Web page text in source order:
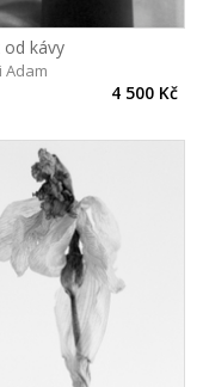
od kávy
Adam
4 500 Kč